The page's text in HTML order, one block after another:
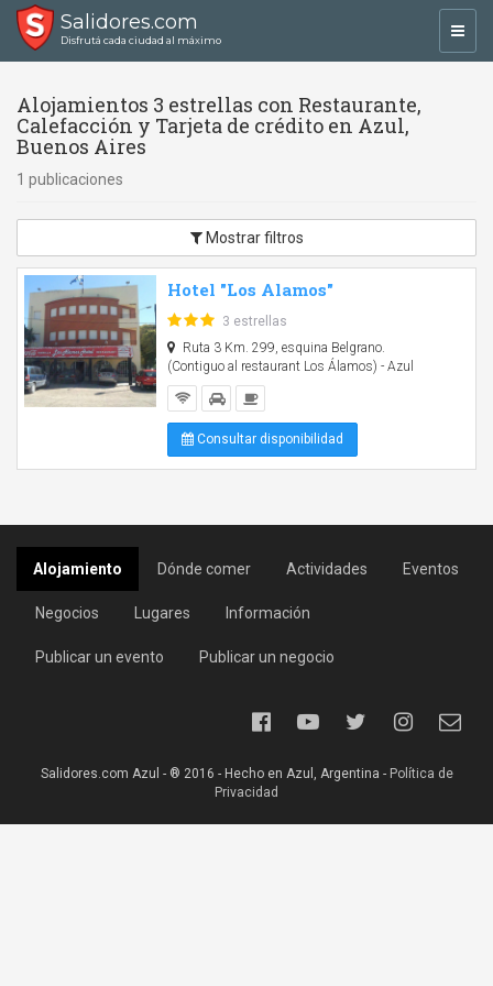
Salidores.com
Disfrutá cada ciudad al máximo
Alojamientos 3 estrellas con Restaurante,
Calefacción y Tarjeta de crédito en Azul,
Buenos Aires
1 publicaciones
Mostrar filtros
Hotel "Los Alamos"
3 estrellas
Ruta 3 Km. 299, esquina Belgrano.
(Contiguo al restaurant Los Álamos) - Azul
Consultar disponibilidad
Alojamiento Dónde comer Actividades Eventos
Negocios Lugares Información
Publicar un evento Publicar un negocio
Salidores.com Azul - ® 2016 - Hecho en Azul, Argentina - Política de
Privacidad